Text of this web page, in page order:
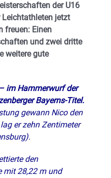
der U16
jetzt
freuen: Einen
und zwei dritte
weitere gute
im Hammerwurf der
Bayerns-Titel.
gewann Nico den
er zehn Zentimeter
den
mit 28,22 m und